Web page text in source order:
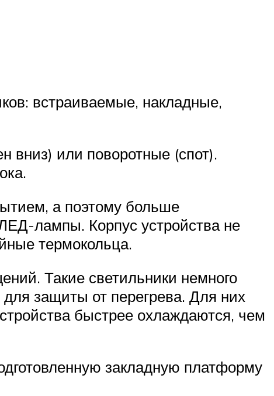
встраиваемые, накладные,
вниз) или поворотные (спот).
а поэтому больше
лампы. Корпус устройства не
термокольца.
Такие светильники немного
защиты от перегрева. Для них
быстрее охлаждаются, чем
закладную платформу